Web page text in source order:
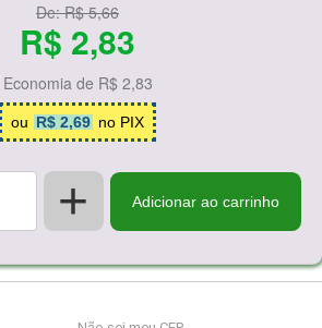
De:R$ 5,66
R$ 2,83
Economia de R$ 2,83
ou R$ 2,69 no PIX
+ Adicionar ao carrinho